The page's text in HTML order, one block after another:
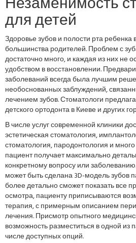
для детей
Здоровье зубов и полости рта ребенка
большинства родителей. Проблем с
достаточно много, и каждая из них не
удобством в восстановлении.
заболеваний всегда была лучшим
необоснованных заблуждений,
лечением зубов. Стоматологи
детского ортодонта в Киеве и других
В числе услуг современной клиники
эстетическая стоматология,
стоматология, пародонтология и
пациент получает максимально
конкретному вопросу или
может быть сделана 3D-модель зубов
более детально сможет показать все
осмотра, пациенту приписываются
терапия, с примерным описанием
лечения. Присмотр опытного
возможность разместиться в одной из
числе доступных опций.